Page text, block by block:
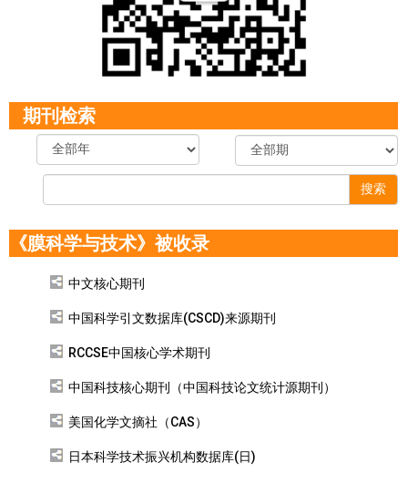
期刊检索
搜索
《膜科学与技术》被收录
中文核心期刊
中国科学引文数据库(CSCD)来源期刊
RCCSE中国核心学术期刊
中国科技核心期刊（中国科技论文统计源期刊）
美国化学文摘社（CAS）
日本科学技术振兴机构数据库(日)